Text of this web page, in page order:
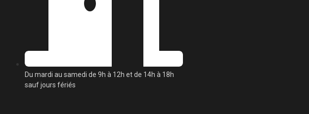
Du mardi au samedi de 9h à 12h et de 14h à 18h
sauf jours fériés